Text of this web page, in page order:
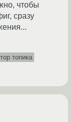
чтобы
сразу
топика